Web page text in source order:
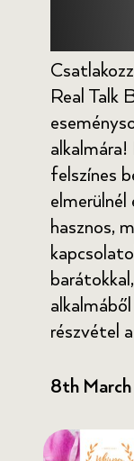
Real Talk
felszínes
elmerülnél
hasznos,
részvétel
8th